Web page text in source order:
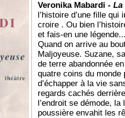
Veronika Mabardi - La
l’histoire d’une fille
croire . Ou bien
et fais-en une
Quand on arrive au
Maljoyeuse. Suzane,
de terre abandonnée
quatre coins du monde
d’échapper à la vie
regards cachés
l’endroit se démode,
poussière envahit les